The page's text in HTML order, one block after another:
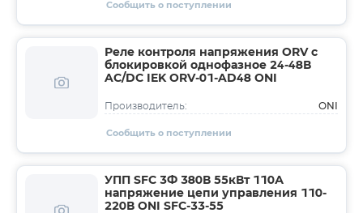
Сообщить о поступлении
Реле контроля напряжения ORV с
блокировкой однофазное 24-48В
AC/DC IEK ORV-01-AD48 ONI
Производитель: ONI
Сообщить о поступлении
УПП SFC 3Ф 380В 55кВт 110А
напряжение цепи управления 110-
220В ONI SFC-33-55